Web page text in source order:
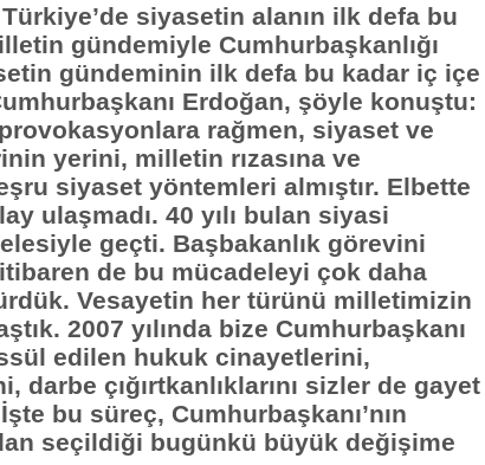
siyasetin alanın ilk defa bu
gündemiyle Cumhurbaşkanlığı
gündeminin ilk defa bu kadar iç içe
Erdoğan, şöyle konuştu:
rağmen, siyaset ve
yerini, milletin rızasına ve
siyaset yöntemleri almıştır. Elbette
ulaşmadı. 40 yılı bulan siyasi
geçti. Başbakanlık görevini
itibaren de bu mücadeleyi çok daha
Vesayetin her türünü milletimizin
2007 yılında bize Cumhurbaşkanı
edilen hukuk cinayetlerini,
darbe çığırtkanlıklarını sizler de gayet
bu süreç, Cumhurbaşkanı’nın
seçildiği bugünkü büyük değişime